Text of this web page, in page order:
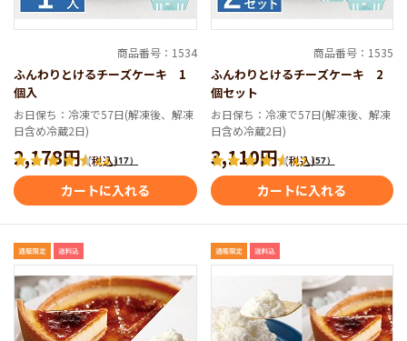
商品番号：1534
ふんわりとけるチーズケーキ 1
個入
お日保ち：冷凍で57日(解凍後、解凍
日含め冷蔵2日)
4.4（17）
2,178円（税込）
カートに入れる
商品番号：1535
ふんわりとけるチーズケーキ 2
個セット
お日保ち：冷凍で57日(解凍後、解凍
日含め冷蔵2日)
4.7（57）
3,110円（税込）
カートに入れる